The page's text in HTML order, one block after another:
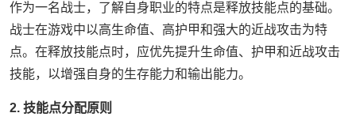
作为一名战士，了解自身职业的特点是释放技能点的基础。
战士在游戏中以高生命值、高护甲和强大的近战攻击为特
点。在释放技能点时，应优先提升生命值、护甲和近战攻击
技能，以增强自身的生存能力和输出能力。
2. 技能点分配原则